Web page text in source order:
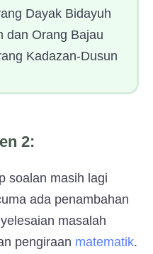
Dayak Bidayuh
dan Orang Bajau
Kadazan-Dusun
2:
soalan masih lagi
ada penambahan
masalah
pengiraan matematik.